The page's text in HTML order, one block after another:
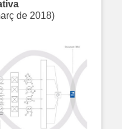
de 2018)